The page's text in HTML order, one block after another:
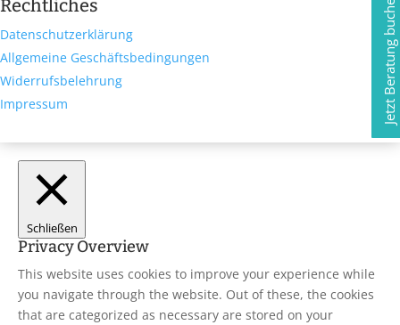
Rechtliches
Datenschutzerklärung
Allgemeine Geschäftsbedingungen
Widerrufsbelehrung
Impressum
Jetzt Beratung buchen
Schließen
Privacy Overview
This website uses cookies to improve your experience while
you navigate through the website. Out of these, the cookies
that are categorized as necessary are stored on your